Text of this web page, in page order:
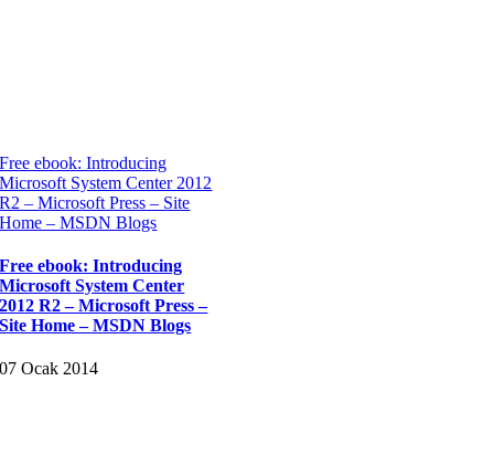
Free ebook: Introducing
Microsoft System Center 2012
R2 – Microsoft Press – Site
Home – MSDN Blogs
Free ebook: Introducing
Microsoft System Center
2012 R2 – Microsoft Press –
Site Home – MSDN Blogs
07 Ocak 2014